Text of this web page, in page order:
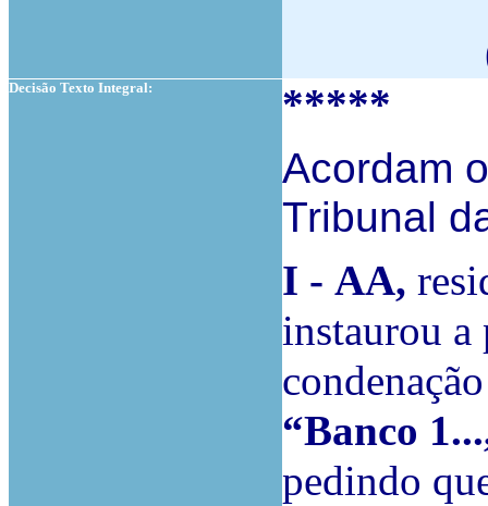
Decisão Texto Integral:
*****
Acordam
Tribunal
I - AA,
instaurou a
“Banco
pedindo